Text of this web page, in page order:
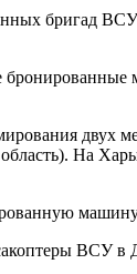
бригад
На
машину,
ВСУ в